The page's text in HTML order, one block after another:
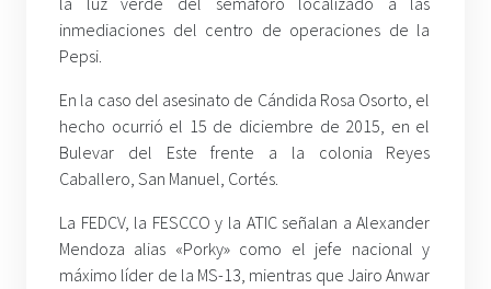
inmediaciones del centro de operaciones de la
Pepsi.
En la caso del asesinato de Cándida Rosa Osorto, el
hecho ocurrió el 15 de diciembre de 2015, en el
Bulevar del Este frente a la colonia Reyes
Caballero, San Manuel, Cortés.
La FEDCV, la FESCCO y la ATIC señalan a Alexander
Mendoza alias «Porky» como el jefe nacional y
máximo líder de la MS-13, mientras que Jairo Anwar